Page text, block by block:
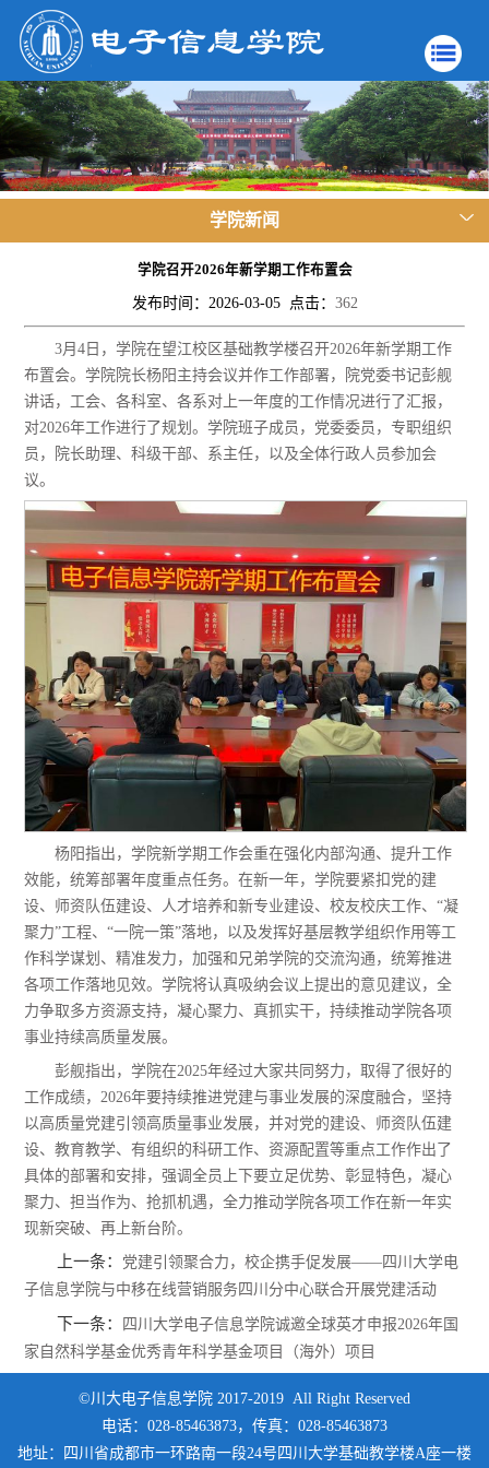
学院新闻
学院召开2026年新学期工作布置会
发布时间：2026-03-05 点击： 362
3月4 日，学院在望江校区基础教学楼召开2026年新学期工作
布置会。学院院长杨阳主持会议并作工作部署，院党委书记彭舰
讲话， 工会、各科室、各系对上一年度的工作情况进行了汇报，
对2026年工作进行了规划。学院班子成员， 党委委员，专职组织
员，院长助理、科级干部、系主任， 以及全体行政人员参加会
议。
杨阳指出，学院新学期工作会重在强化内部沟通、提升工作
效能，统筹部署年度重点任务。在新一年，学院要紧扣党的建
设、师资队伍建设、人才培养和新专业建设、校友校庆工作、“凝
聚力”工程、“一院一策”落地，以及发挥好基层教学组织作用等工
作科学谋划、精准发力，加强和兄弟学院的交流沟通，统筹推进
各项工作落地见效。学院将认真吸纳会议上提出的意见建议，全
力争取多方资源支持，凝心聚力、真抓实干，持续推动学院各项
事业持续高质量发展。
彭舰指出，学院在2025年经过大家共同努力，取得了很好的
工作成绩，2026年要持续推进党建与事业发展的深度融合，坚持
以高质量党建引领高质量事业发展，并对党的建设、师资队伍建
设、教育教学、有组织的科研工作、资源配置等重点工作作出了
具体的部署和安排，强调全员上下要立足优势、彰显特色，凝心
聚力、担当作为、抢抓机遇，全力推动学院各项工作在新一年实
现新突破、再上新台阶。
上一条： 党建引领聚合力，校企携手促发展——四川大学电
子信息学院与中移在线营销服务四川分中心联合开展党建活动
下一条：
四川大学电子信息学院诚邀全球英才申报2026年国
家自然科学基金优秀青年科学基金项目（海外）项目
©川大电子信息学院 2017-2019 All Right Reserved
电话：028-85463873，传真：028-85463873
地址：四川省成都市一环路南一段24号四川大学基础教学楼A座一楼